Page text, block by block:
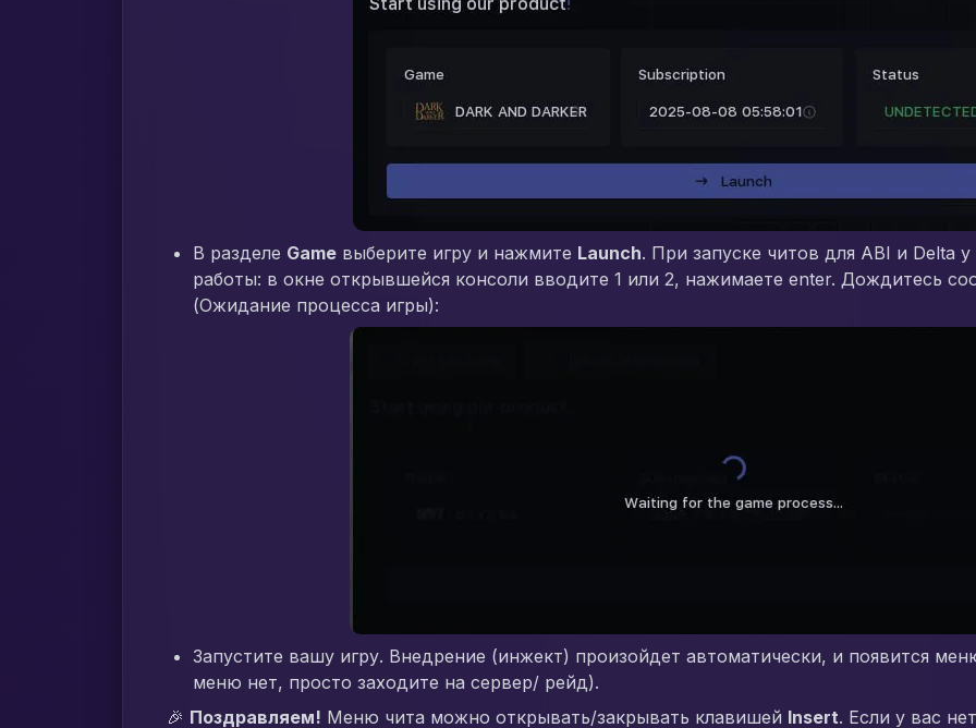
В разделе Game выберите игру и нажмите Launch. При запуске читов для ABI и Delta
работы: в окне открывшейся консоли вводите 1 или 2, нажимаете enter. Дождитесь
(Ожидание процесса игры):
Запустите вашу игру. Внедрение (инжект) произойдет автоматически, и появится
меню нет, просто заходите на сервер/ рейд).
🎉 Поздравляем! Меню чита можно открывать/закрывать клавишей Insert. Если у вас